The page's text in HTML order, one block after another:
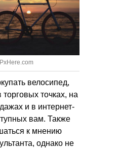
велосипед,
точках, на
и в интернет-
вам. Также
к мнению
однако не